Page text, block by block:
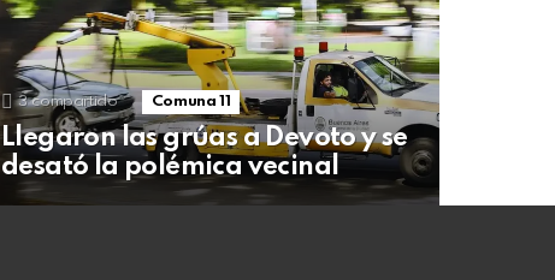
3 compartido Comuna 11
Llegaron las grúas a Devoto y se
desató la polémica vecinal